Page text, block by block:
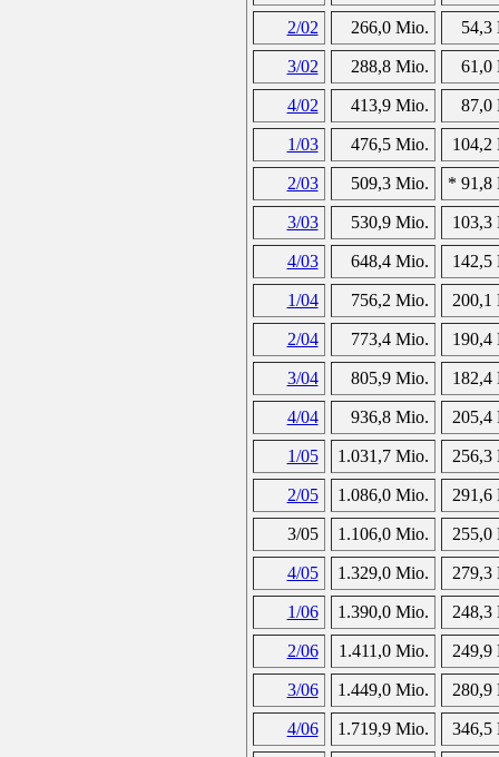
2/02 266,0 Mio. 54,3
3/02 288,8 Mio. 61,0
4/02 413,9 Mio. 87,0
1/03 476,5 Mio. 104,2
2/03 509,3 Mio. * 91,8
3/03 530,9 Mio. 103,3
4/03 648,4 Mio. 142,5
1/04 756,2 Mio. 200,1
2/04 773,4 Mio. 190,4
3/04 805,9 Mio. 182,4
4/04 936,8 Mio. 205,4
1/05 1.031,7 Mio. 256,3
2/05 1.086,0 Mio. 291,6
3/05 1.106,0 Mio. 255,0
4/05 1.329,0 Mio. 279,3
1/06 1.390,0 Mio. 248,3
2/06 1.411,0 Mio. 249,9
3/06 1.449,0 Mio. 280,9
4/06 1.719,9 Mio. 346,5